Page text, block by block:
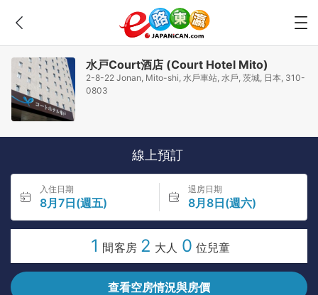
水戸Court酒店 (Court Hotel Mito)
2-8-22 Jonan, Mito-shi, 水戶車站, 水戶, 茨城, 日本, 310-
0803
線上預訂
入住日期
8月7日(週五)
退房日期
8月8日(週六)
1 間客房 2 大人 0 位兒童
查看空房情況與房價